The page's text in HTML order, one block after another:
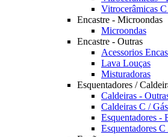
Vitrocerâmicas
Encastre - Microondas
Microondas
Encastre - Outras
Acessorios
Lava Louças
Misturadoras
Esquentadores /
Caldeiras -
Caldeiras C / Gás
Esquentadores -
Esquentadores C